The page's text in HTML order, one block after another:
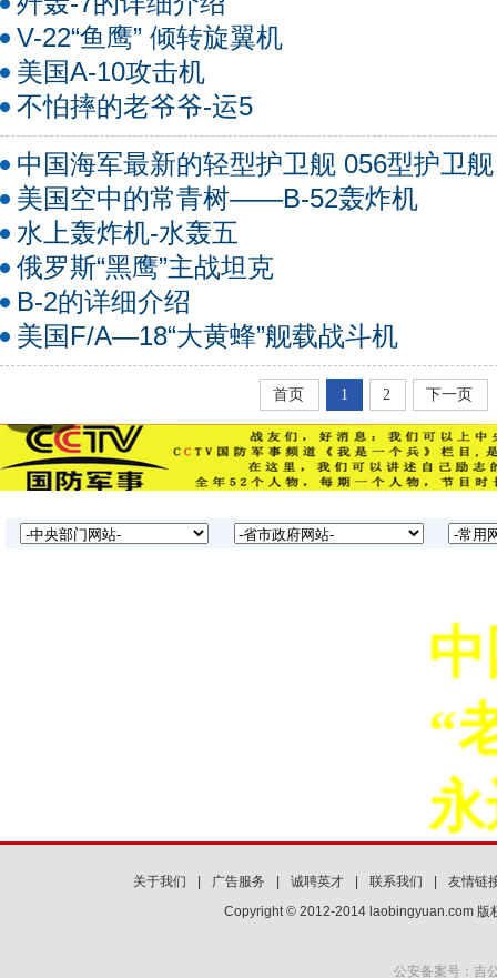
V-22“鱼鹰” 倾转旋翼机
美国A-10攻击机
不怕摔的老爷爷-运5
中国海军最新的轻型护卫舰 056型护卫舰
美国空中的常青树——B-52轰炸机
水上轰炸机-水轰五
俄罗斯“黑鹰”主战坦克
B-2的详细介绍
美国F/A—18“大黄蜂”舰载战斗机
首页 1 2 下一页
“
永
关于我们 广告服务 诚聘英才 联系我们
友情链
Copyright © 2012-2014 laobingyuan.com 版
公安备案号：吉